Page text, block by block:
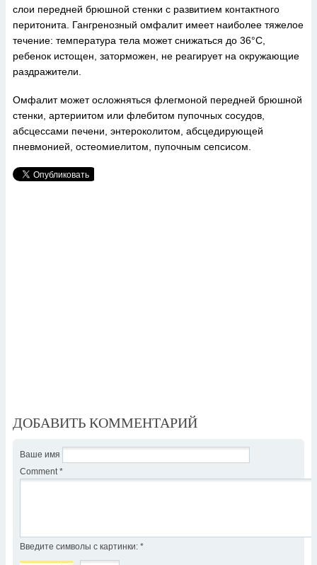
слои передней брюшной стенки с развитием контактного
перитонита. Гангренозный омфалит имеет наиболее тяжелое
течение: температура тела может снижаться до 36°С,
ребенок истощен, заторможен, не реагирует на окружающие
раздражители.
Омфалит может осложняться флегмоной передней брюшной
стенки, артериитом или флебитом пупочных сосудов,
абсцессами печени, энтероколитом, абсцедирующей
пневмонией, остеомиелитом, пупочным сепсисом.
ДОБАВИТЬ КОММЕНТАРИЙ
Ваше имя
Comment *
Введите символы с картинки: *